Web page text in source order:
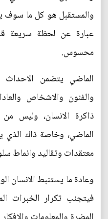
والمستقبل هو كل ما سوف
عبارة عن لحظة سريعة
محسوس.
الماضي يتضمن الاحداث
والفنون والاشخاص
ذاكرة الانسان، وليس
الماضي، وخاصة ذاك
معتقدات وتقاليد وانماط
وعادة ما يستنبط الانسان
فيتجنب تكرار الخبرات